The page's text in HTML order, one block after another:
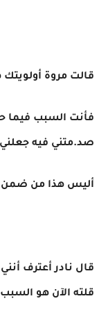
قالت مروة
فأنت السبب فيما
صد.متني فيه جعلني
أليس هذا من ضمن
قال نادر أعترف
قلته الآن هو